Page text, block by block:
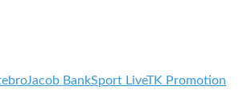
Jacob BankSport LiveTK Promotion